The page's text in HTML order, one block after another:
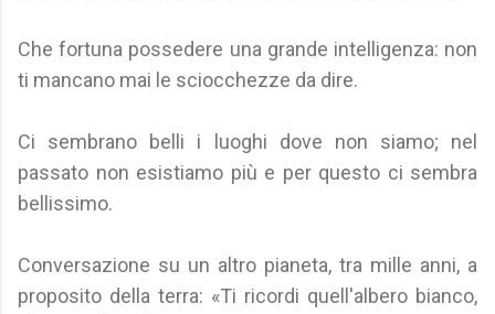
Che fortuna possedere una grande intelligenza: non
ti mancano mai le sciocchezze da dire.
Ci sembrano belli i luoghi dove non siamo; nel
passato non esistiamo più e per questo ci sembra
bellissimo.
Conversazione su un altro pianeta, tra mille anni, a
proposito della terra: «Ti ricordi quell'albero bianco,